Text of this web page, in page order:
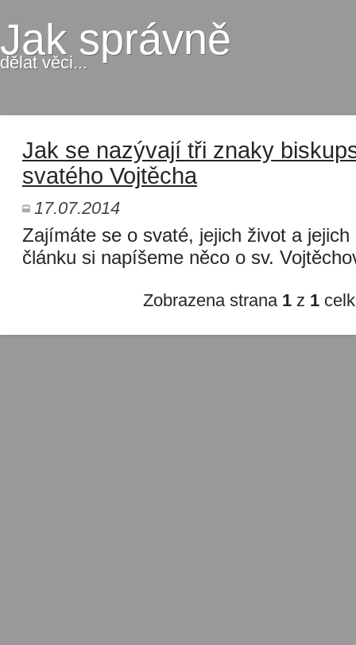
Jak správně
dělat věci...
Jak se nazývají tři znaky
svatého Vojtěcha
17.07.2014
Zajímáte se o svaté, jejich život a
článku si napíšeme něco o sv.
Zobrazena strana 1z 1